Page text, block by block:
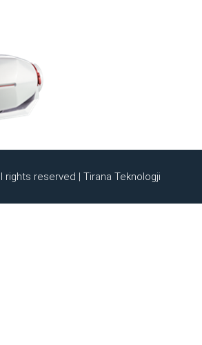
rights reserved | Tirana Teknologji